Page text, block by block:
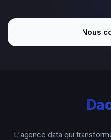
Nous
L'agence data qui